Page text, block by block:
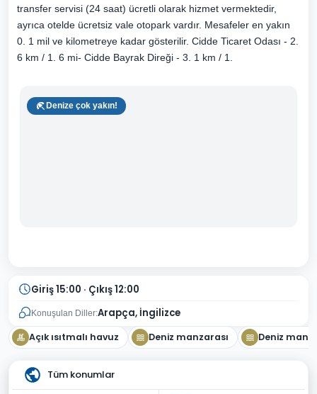
transfer servisi (24 saat) ücretli olarak hizmet vermektedir,
ayrıca otelde ücretsiz vale otopark vardır. Mesafeler en yakın
0. 1 mil ve kilometreye kadar gösterilir. Cidde Ticaret Odası - 2.
6 km / 1. 6 mi- Cidde Bayrak Direği - 3. 1 km / 1.
Denize çok yakın!
Giriş 15:00 · Çıkış 12:00
Konuşulan Diller:Arapça, İngilizce
Açık ısıtmalı havuz Deniz manzarası Deniz
Tüm konumlar